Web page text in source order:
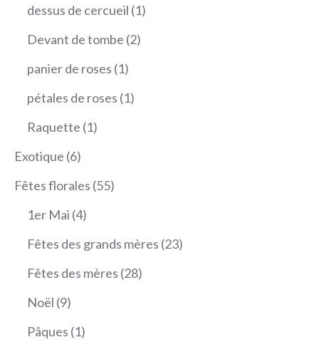
dessus de cercueil 11
Devant de tombe 22
panier de roses 11
produit
pétales de roses 11
Raquette 11
Exotique 66
produits
Fêtes florales 5555
1er Mai 44
produits
Fêtes des grands mères 2323
Fêtes des mères 2828
Noël 99
produits
Pâques 11